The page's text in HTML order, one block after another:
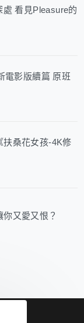
看見Pleasure的
電影版續篇 原班
扶桑花女孩-4K修
又愛又恨？